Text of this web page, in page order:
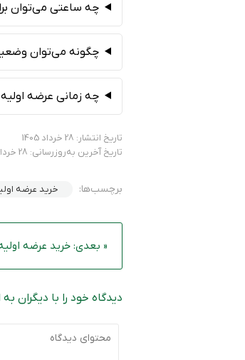
چه ساعتی می‌توان
چگونه می‌توان
چه زمانی عرضه
تاریخ انتشار: 28 خرداد 1405
تاریخ آخرین به‌روزرسانی: 28 خرداد 1405
برچسب‌ها: خرید عرضه
« بعدی: خرید عرضه
دیدگاه خود را با دیگران